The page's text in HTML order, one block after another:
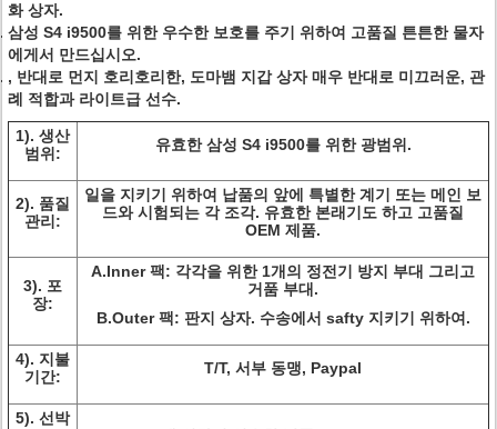
화 상자.
삼성 S4 i9500를 위한 우수한 보호를 주기 위하여 고품질 튼튼한 물자
에게서 만드십시오.
, 반대로 먼지 호리호리한, 도마뱀 지갑 상자 매우 반대로 미끄러운, 관
례 적합과 라이트급 선수.
1). 생산
범위:
유효한삼성 S4 i9500를 위한 광범위.
2). 품질
관리:
일을 지키기 위하여 납품의 앞에 특별한 계기 또는 메인 보
드와 시험되는 각 조각. 유효한 본래기도 하고 고품질
OEM 제품.
3). 포
장:
A.Inner 팩: 각각을 위한 1개의 정전기 방지 부대 그리고
거품 부대.
B.Outer 팩: 판지 상자. 수송에서 safty 지키기 위하여.
4). 지불
기간:
T/T, 서부 동맹, Paypal
5). 선박